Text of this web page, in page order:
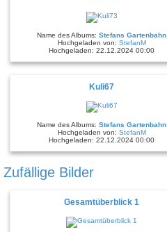
Name des Albums: Stefans Gartenbahn
Hochgeladen von: StefanM
Hochgeladen: 22.12.2024 00:00
Kuli67
Name des Albums: Stefans Gartenbahn
Hochgeladen von: StefanM
Hochgeladen: 22.12.2024 00:00
Zufällige Bilder
Gesamtüberblick 1